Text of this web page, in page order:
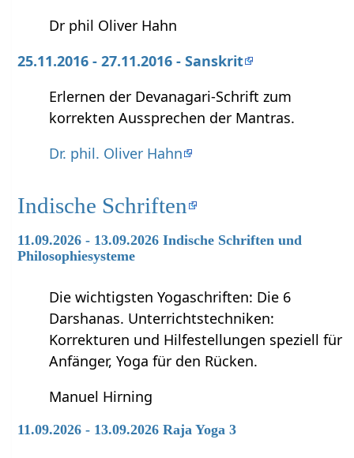
Dr phil Oliver Hahn
25.11.2016 - 27.11.2016 - Sanskrit
Erlernen der Devanagari-Schrift zum
korrekten Aussprechen der Mantras.
Dr. phil. Oliver Hahn
Indische Schriften
11.09.2026 - 13.09.2026 Indische Schriften und
Philosophiesysteme
Die wichtigsten Yogaschriften: Die 6
Darshanas. Unterrichtstechniken:
Korrekturen und Hilfestellungen speziell für
Anfänger, Yoga für den Rücken.
Manuel Hirning
11.09.2026 - 13.09.2026 Raja Yoga 3